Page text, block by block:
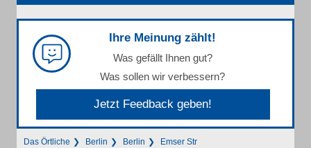
Ihre Meinung zählt!
Was gefällt Ihnen gut?
Was sollen wir verbessern?
Jetzt Feedback geben!
Das Örtliche Berlin Berlin Emser Str